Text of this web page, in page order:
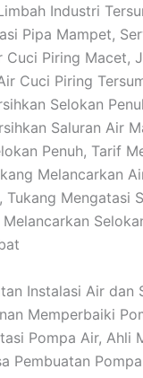
Industri
Pipa Mampet,
Cuci Piring Macet,
Cuci Piring
Selokan
Saluran Air
Penuh, Tarif
Melancarkan
Tukang Mengatasi
Melancarkan
Instalasi Air dan
Memperbaiki
Pompa Air, Ahli
Pembuatan